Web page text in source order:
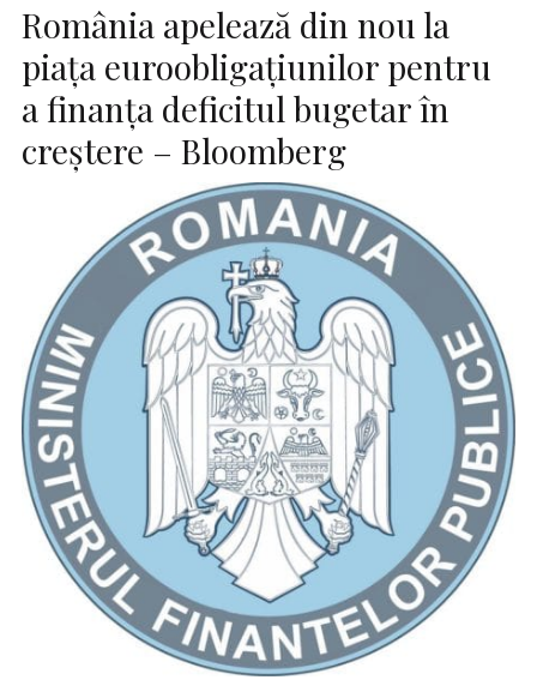
România apelează din nou la
piața euroobligațiunilor pentru
a finanța deficitul bugetar în
creștere – Bloomberg